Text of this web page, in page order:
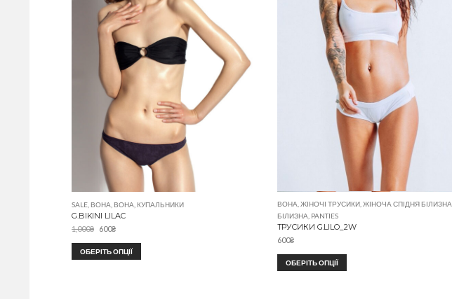
SALE ВОНА ВОНА КУПАЛЬНИКИ
G.BIKINI LILAC
1,000₴ 600₴
ОБЕРІТЬ ОПЦІЇ
ВОНА ЖІНОЧІ ТРУСИКИ, ЖІНОЧА СПІДНЯ БІЛИЗНА
БІЛИЗНА PANTIES
ТРУСИКИ G.LILO_2W
600₴
ОБЕРІТЬ ОПЦІЇ